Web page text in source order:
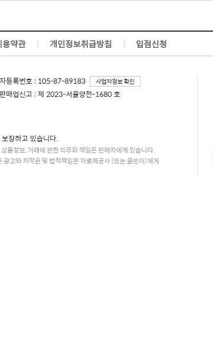
용약관 개인정보취급방침 입점신청
등록번호 : 105-87-89183 사업자정보 확인
매업신고 : 제 2023-서울양천-1680 호
장하고 있습니다.
품정보, 거래에 관한 의무와 책임은 판매자에게 있습니다.
고와 저작권 및 법적책임은 자료제공사 (또는 글쓴이)에게